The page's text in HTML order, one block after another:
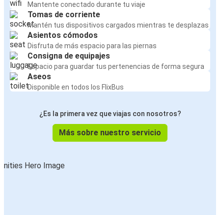
Mantente conectado durante tu viaje
Tomas de corriente
Mantén tus dispositivos cargados mientras te desplazas
Asientos cómodos
Disfruta de más espacio para las piernas
Consigna de equipajes
Espacio para guardar tus pertenencias de forma segura
Aseos
Disponible en todos los FlixBus
¿Es la primera vez que viajas con nosotros?
Más sobre nuestro servicio